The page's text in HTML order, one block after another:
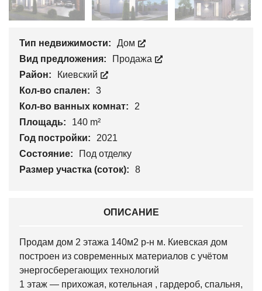
Тип недвижимости:
Дом
Вид предложения:
Продажа
Район:
Киевский
Кол-во спален:
3
Кол-во ванных комнат:
2
Площадь:
140 m²
Год постройки:
2021
Состояние:
Под отделку
Размер участка (соток):
8
ОПИСАНИЕ
Продам дом 2 этажа 140м2 р-н м. Киевская дом
построен из современных материалов с учётом
энергосберегающих технологий
1 этаж — прихожая, котельная , гардероб, спальня,